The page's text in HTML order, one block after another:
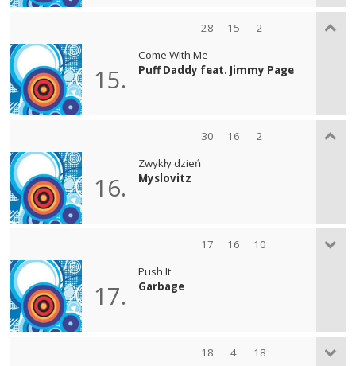
28 15 2
15.
Come With Me
Puff Daddy feat. Jimmy Page
30 16 2
16.
Zwykły dzień
Myslovitz
17 16 10
17.
Push It
Garbage
18 4 18